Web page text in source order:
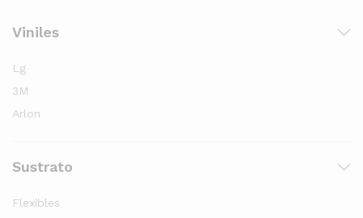
Viniles
Lg
3M
Arlon
Sustrato
Flexibles